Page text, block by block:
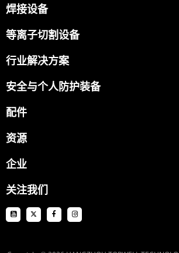
焊接设备
等离子切割设备
行业解决方案
安全与个人防护装备
配件
资源
企业
关注我们